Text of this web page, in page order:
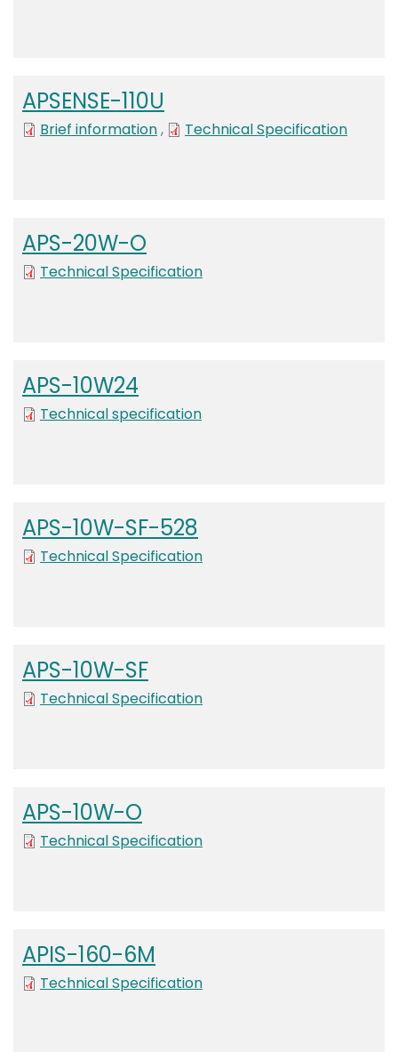
APSENSE-110U
Brief information, Technical Specification
APS-20W-O
FileTechnical Specification
APS-10W24
Technical specification
APS-10W-SF-528
FileTechnical Specification
APS-10W-SF
FileTechnical Specification
APS-10W-O
FileTechnical Specification
APIS-160-6M
Technical Specification